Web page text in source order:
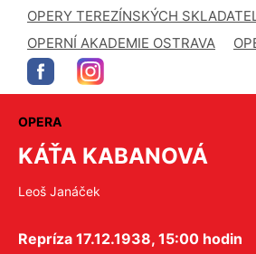
OPERY TEREZÍNSKÝCH
OPERNÍ AKADEMIE OSTRAVA
OPERA
KÁŤA KABANOVÁ
Leoš Janáček
Repríza 17.12.1938, 15:00 hodin